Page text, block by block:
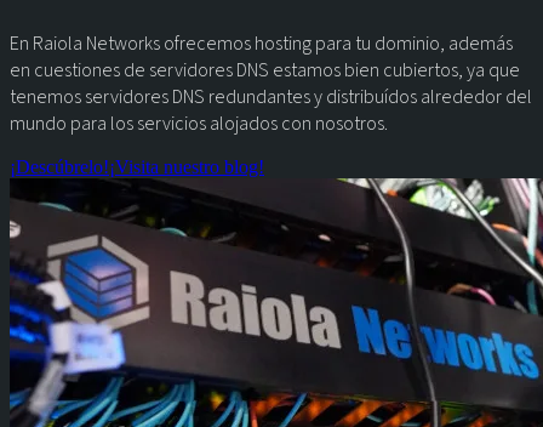
En Raiola Networks ofrecemos hosting para tu dominio, además
en cuestiones de servidores DNS estamos bien cubiertos, ya que
tenemos servidores DNS redundantes y distribuídos alrededor del
mundo para los servicios alojados con nosotros.
¡Descúbrelo!¡Visita nuestro blog!